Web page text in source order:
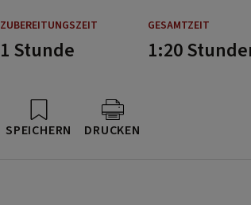
ZUBEREITUNGSZEIT GESAMTZEIT
1 Stunde 1:20
SPEICHERN DRUCKEN